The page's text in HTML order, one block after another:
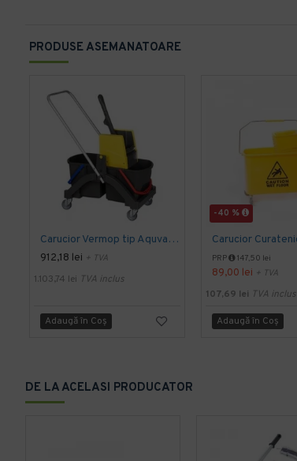
PRODUSE ASEMANATOARE
Carucior Vermop tip Aquva, 2*17L cu storcator
912,18 lei + TVA
1.103,74 lei TVA inclus
Adaugă în Coş
-40 %
PRP 147,50 lei
89,00 lei + TVA
107,69 lei TVA inclus
Adaugă în Coş
DE LA ACELASI PRODUCATOR